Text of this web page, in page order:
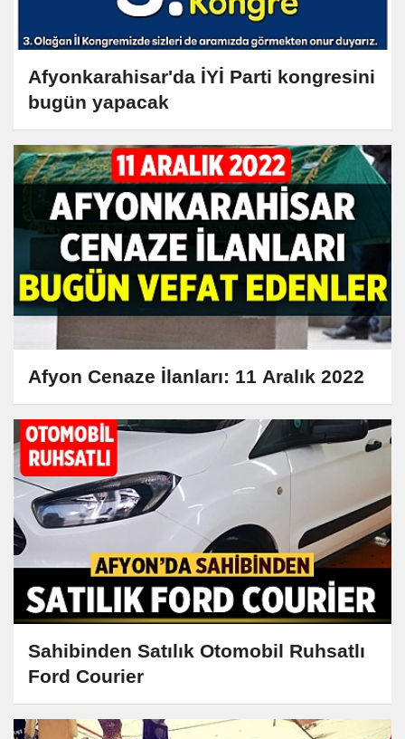
Afyonkarahisar'da İYİ Parti kongresini
bugün yapacak
Afyon Cenaze İlanları: 11 Aralık 2022
Sahibinden Satılık Otomobil Ruhsatlı
Ford Courier